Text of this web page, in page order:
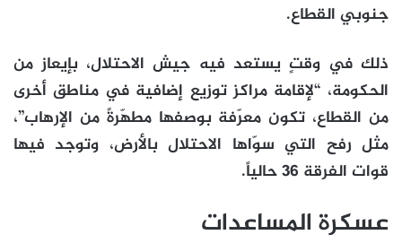
جنوبي القطاع.
ذلك في وقتٍ يستعد فيه جيش الاحتلال، بإيعاز من
الحكومة، “لإقامة مراكز توزيع إضافية في مناطق أخرى
من القطاع، تكون معرّفة بوصفها مطهّرةً من الإرهاب”،
مثل رفح التي سوّاها الاحتلال بالأرض، وتوجد فيها
قوات الفرقة 36 حالياً.
عسكرة المساعدات